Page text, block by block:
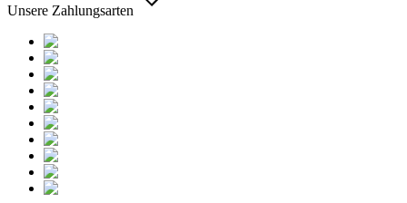
Unsere Zahlungsarten